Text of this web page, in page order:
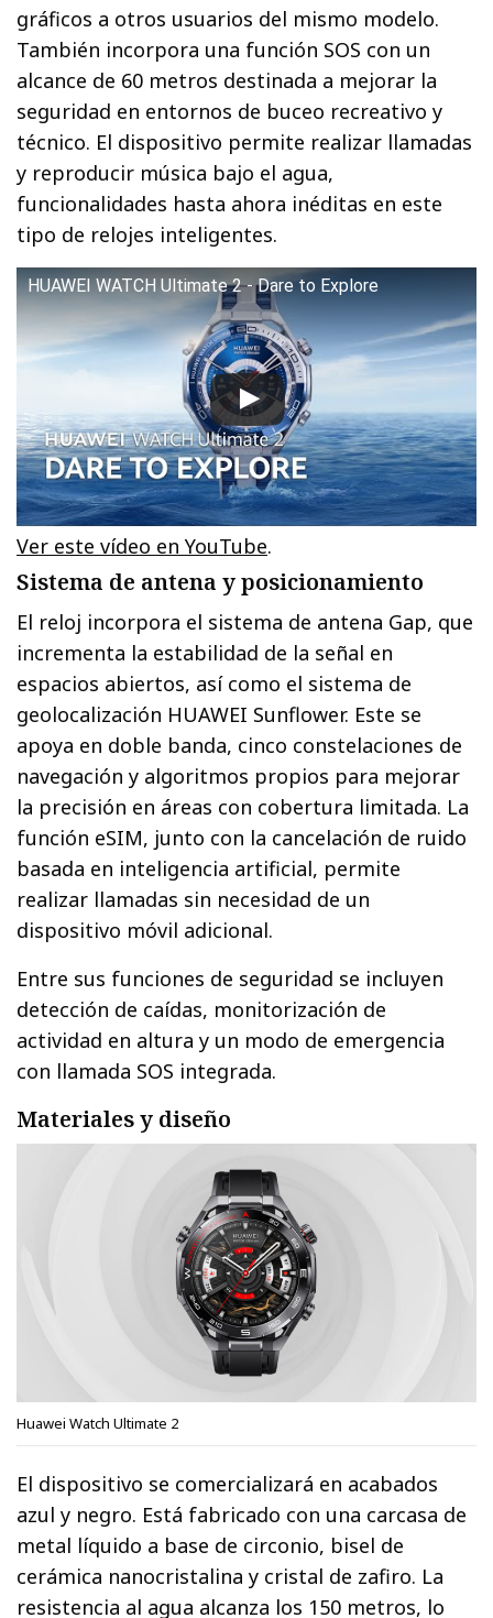
gráficos a otros usuarios del mismo modelo.
También incorpora una función SOS con un
alcance de 60 metros destinada a mejorar la
seguridad en entornos de buceo recreativo y
técnico. El dispositivo permite realizar llamadas
y reproducir música bajo el agua,
funcionalidades hasta ahora inéditas en este
tipo de relojes inteligentes.
HUAWEI WATCH Ultimate 2 - Dare to Explore
Ver este vídeo en YouTube.
Sistema de antena y posicionamiento
El reloj incorpora el sistema de antena Gap, que
incrementa la estabilidad de la señal en
espacios abiertos, así como el sistema de
geolocalización HUAWEI Sunflower. Este se
apoya en doble banda, cinco constelaciones de
navegación y algoritmos propios para mejorar
la precisión en áreas con cobertura limitada. La
función eSIM, junto con la cancelación de ruido
basada en inteligencia artificial, permite
realizar llamadas sin necesidad de un
dispositivo móvil adicional.
Entre sus funciones de seguridad se incluyen
detección de caídas, monitorización de
actividad en altura y un modo de emergencia
con llamada SOS integrada.
Materiales y diseño
Huawei Watch Ultimate 2
El dispositivo se comercializará en acabados
azul y negro. Está fabricado con una carcasa de
metal líquido a base de circonio, bisel de
cerámica nanocristalina y cristal de zafiro. La
resistencia al agua alcanza los 150 metros, lo